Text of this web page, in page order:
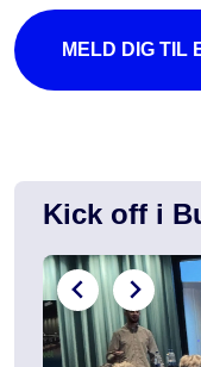
MELD DIG TIL
Kick off i